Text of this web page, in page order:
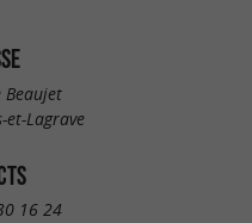
Beaujet
et-Lagrave
16 24